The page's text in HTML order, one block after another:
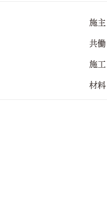
施主
共働
施工
材料